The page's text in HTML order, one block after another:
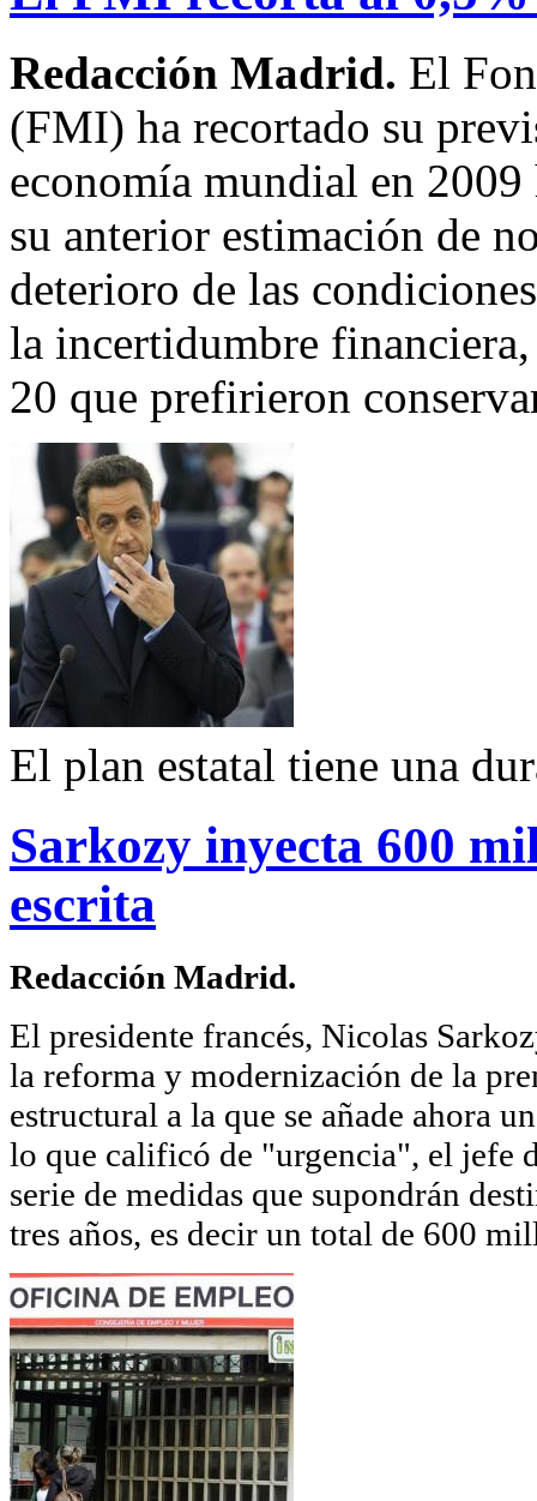
Redacción Madrid. El
(FMI) ha recortado su
economía mundial en
su anterior estimación de
deterioro de las
la incertidumbre
20 que prefirieron
El plan estatal tiene una
Sarkozy inyecta 600
escrita
Redacción Madrid.
El presidente francés, Nicolas
la reforma y modernización de la
estructural a la que se añade ahora
lo que calificó de "urgencia", el jefe
serie de medidas que supondrán
tres años, es decir un total de 600